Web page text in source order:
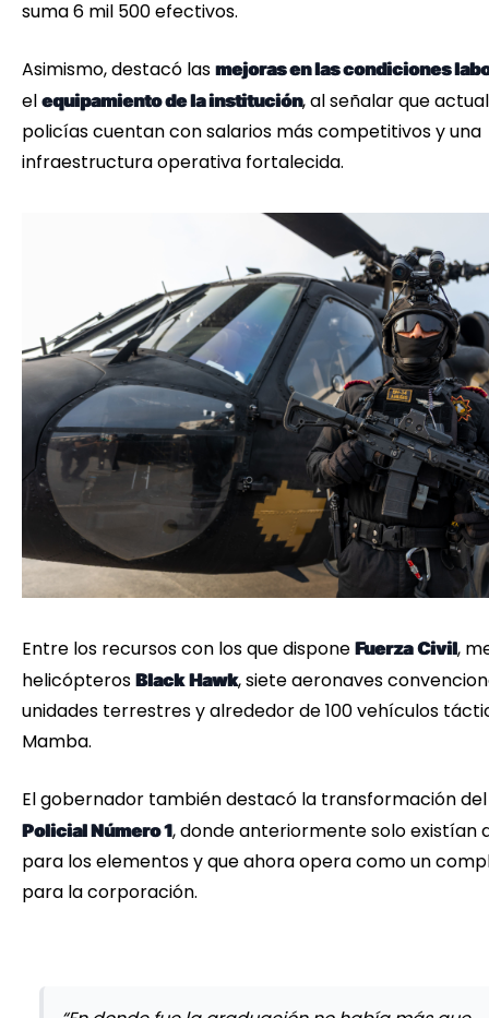
suma 6 mil 500 efectivos.
Asimismo, destacó las mejoras en las condiciones
el equipamiento de la institución, al señalar que
policías cuentan con salarios más competitivos y una
infraestructura operativa fortalecida.
Entre los recursos con los que dispone Fuerza Civil,
helicópteros Black Hawk, siete aeronaves
unidades terrestres y alrededor de 100 vehículos
Mamba.
El gobernador también destacó la transformación
Policial Número 1, donde anteriormente solo existían
para los elementos y que ahora opera como un
para la corporación.